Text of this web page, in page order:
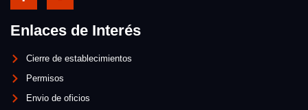
Enlaces de Interés
Cierre de establecimientos
Permisos
Envio de oficios